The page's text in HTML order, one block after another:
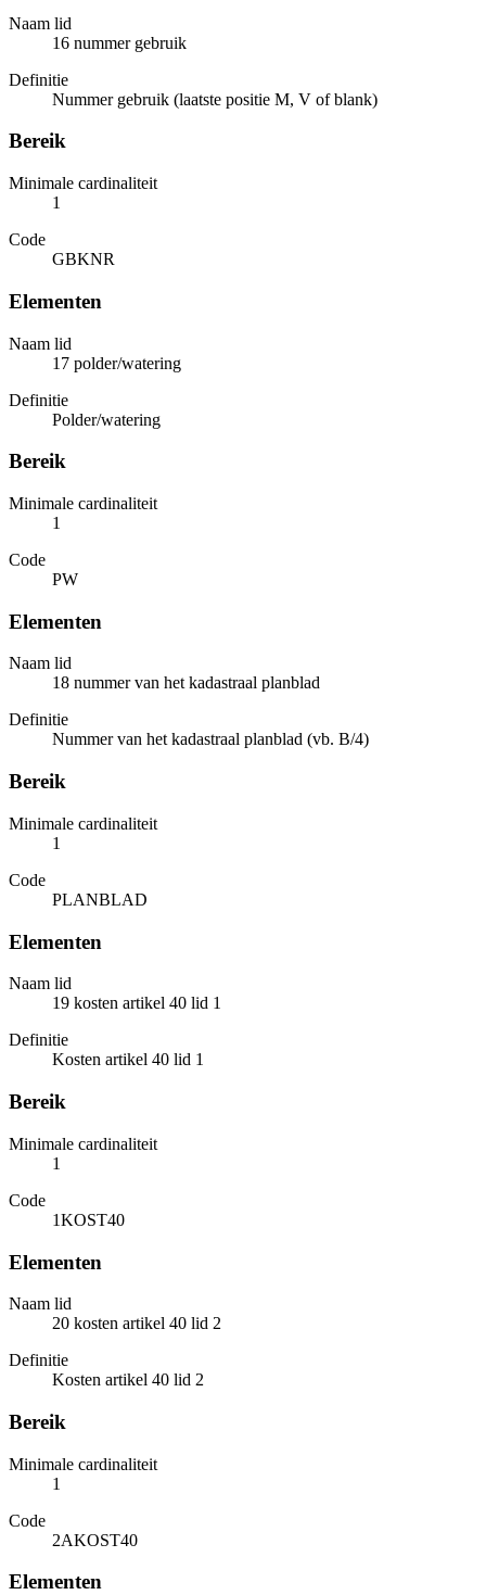
Naam lid
16 nummer gebruik
Definitie
Nummer gebruik (laatste positie M, V of blank)
Bereik
Minimale cardinaliteit
1
Code
GBKNR
Elementen
Naam lid
17 polder/watering
Definitie
Polder/watering
Bereik
Minimale cardinaliteit
1
Code
PW
Elementen
Naam lid
18 nummer van het kadastraal planblad
Definitie
Nummer van het kadastraal planblad (vb. B/4)
Bereik
Minimale cardinaliteit
1
Code
PLANBLAD
Elementen
Naam lid
19 kosten artikel 40 lid 1
Definitie
Kosten artikel 40 lid 1
Bereik
Minimale cardinaliteit
1
Code
1KOST40
Elementen
Naam lid
20 kosten artikel 40 lid 2
Definitie
Kosten artikel 40 lid 2
Bereik
Minimale cardinaliteit
1
Code
2AKOST40
Elementen